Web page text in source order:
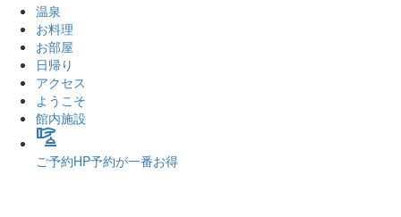
温泉
お料理
お部屋
日帰り
アクセス
ようこそ
館内施設
concierge
ご予約HP予約が一番お得